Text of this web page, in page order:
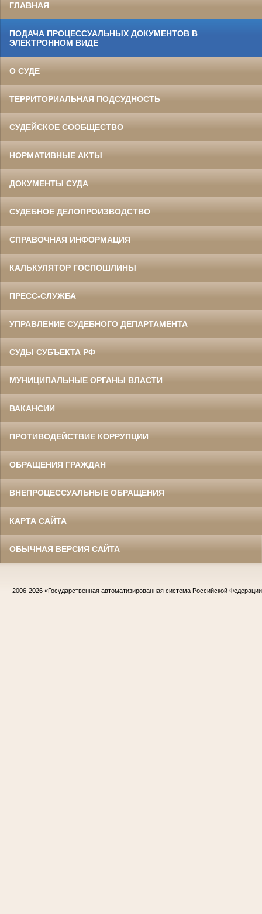
ГЛАВНАЯ
ПОДАЧА ПРОЦЕССУАЛЬНЫХ ДОКУМЕНТОВ В
ЭЛЕКТРОННОМ ВИДЕ
О СУДЕ
ТЕРРИТОРИАЛЬНАЯ ПОДСУДНОСТЬ
СУДЕЙСКОЕ СООБЩЕСТВО
НОРМАТИВНЫЕ АКТЫ
ДОКУМЕНТЫ СУДА
СУДЕБНОЕ ДЕЛОПРОИЗВОДСТВО
СПРАВОЧНАЯ ИНФОРМАЦИЯ
КАЛЬКУЛЯТОР ГОСПОШЛИНЫ
ПРЕСС-СЛУЖБА
УПРАВЛЕНИЕ СУДЕБНОГО ДЕПАРТАМЕНТА
СУДЫ СУБЪЕКТА РФ
МУНИЦИПАЛЬНЫЕ ОРГАНЫ ВЛАСТИ
ВАКАНСИИ
ПРОТИВОДЕЙСТВИЕ КОРРУПЦИИ
ОБРАЩЕНИЯ ГРАЖДАН
ВНЕПРОЦЕССУАЛЬНЫЕ ОБРАЩЕНИЯ
КАРТА САЙТА
ОБЫЧНАЯ ВЕРСИЯ САЙТА
2006-2026 «Государственная автоматизированная система Российской